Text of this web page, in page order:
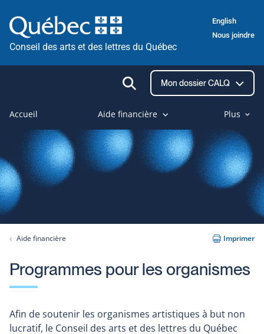
au
contenu
Conseil des arts et des lettres du Québec
English
Nous joindre
Ouvrir
la
recherche
Mon dossier CALQ
Accueil Aide financière Plus
Aide financière Imprimer
Programmes pour les organismes
Afin de soutenir les organismes artistiques à but non
lucratif, le Conseil des arts et des lettres du Québec